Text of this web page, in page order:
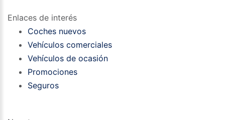
Enlaces de interés
Coches nuevos
Vehículos comerciales
Vehículos de ocasión
Promociones
Seguros